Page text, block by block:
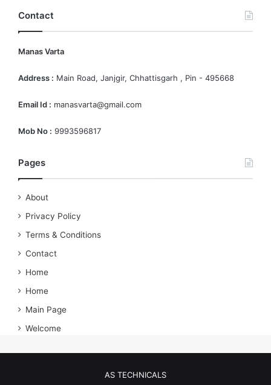
Contact
Manas Varta
Address : Main Road, Janjgir, Chhattisgarh , Pin - 495668
Email Id : manasvarta@gmail.com
Mob No : 9993596817
Pages
About
Privacy Policy
Terms & Conditions
Contact
Home
Home
Main Page
Welcome
AS TECHNICALS